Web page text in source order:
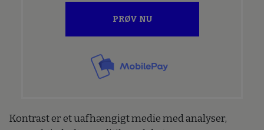
PRØV NU
Kontrast er et uafhængigt medie med analyser,